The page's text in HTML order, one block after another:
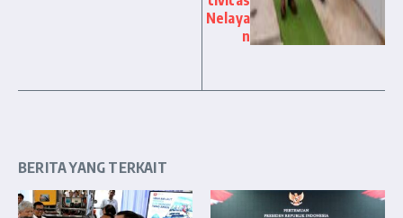
Nelaya
n
BERITA YANG TERKAIT